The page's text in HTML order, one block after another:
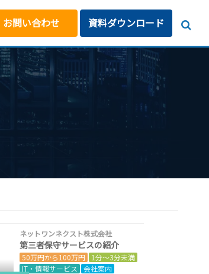
お問い合わせ 資料ダウンロード
ネットワンネクスト株式会社
第三者保守サービスの紹介
50万円から100万円
1分～3分未満
IT・情報サービス
会社案内